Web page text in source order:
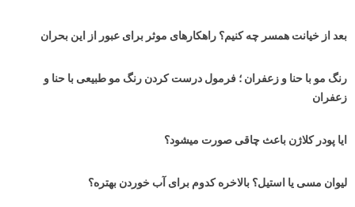
بعد از خیانت همسر چه کنیم؟ راهکارهای موثر برای عبور از این بحران
رنگ مو با حنا و زعفران ؛ فرمول درست کردن رنگ مو طبیعی با حنا و
زعفران
ایا پودر کلاژن باعث چاقی صورت میشود؟
لیوان مسی یا استیل؟ بالاخره کدوم برای آب خوردن بهتره؟